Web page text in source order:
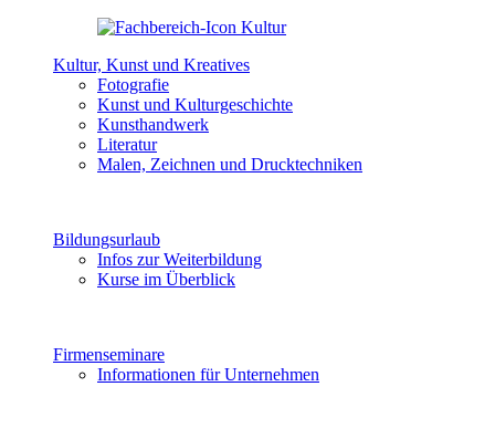
Kultur, Kunst und Kreatives
Fotografie
Kunst und Kulturgeschichte
Kunsthandwerk
Literatur
Malen, Zeichnen und Drucktechniken
Bildungsurlaub
Infos zur Weiterbildung
Kurse im Überblick
Firmenseminare
Informationen für Unternehmen